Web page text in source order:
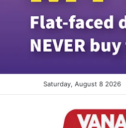
Saturday, August 8 2026